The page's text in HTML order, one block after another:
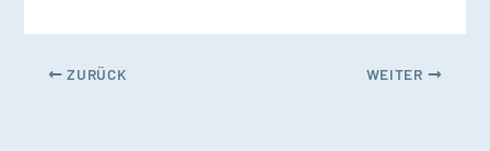
ZURÜCK WEITER